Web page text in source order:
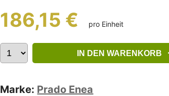
186,15 € pro Einheit
IN DEN WARENKORB
Marke: Prado Enea